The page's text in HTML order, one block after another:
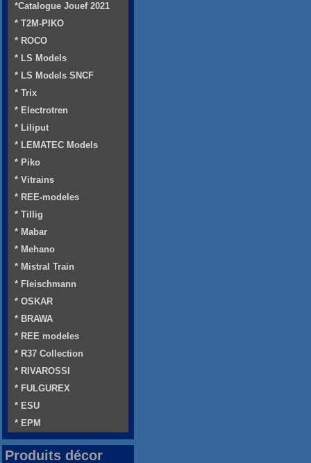
*Catalogue Jouef 2021
* T2M-PIKO
* ROCO
* LS Models
* LS Models SNCF
* Trix
* Electrotren
* Liliput
* LEMATEC Models
* Piko
* Vitrains
* REE-modeles
* Tillig
* Mabar
* Mehano
* Mistral Train
* Fleischmann
* OSKAR
* BRAWA
* REE modeles
* R37 Collection
* RIVAROSSI
* FULGUREX
* ESU
* EPM
Produits décor